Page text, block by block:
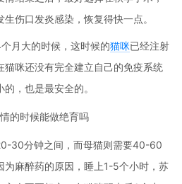
伤口发炎感染，恢复得快一点。
月大的时候，这时候的猫咪已经注射
猫咪还没有完全建立自己的免疫系统
，也是最安全的。
30分钟之间，而母猫则需要40-60
为麻醉药的原因，睡上1-5个小时，苏